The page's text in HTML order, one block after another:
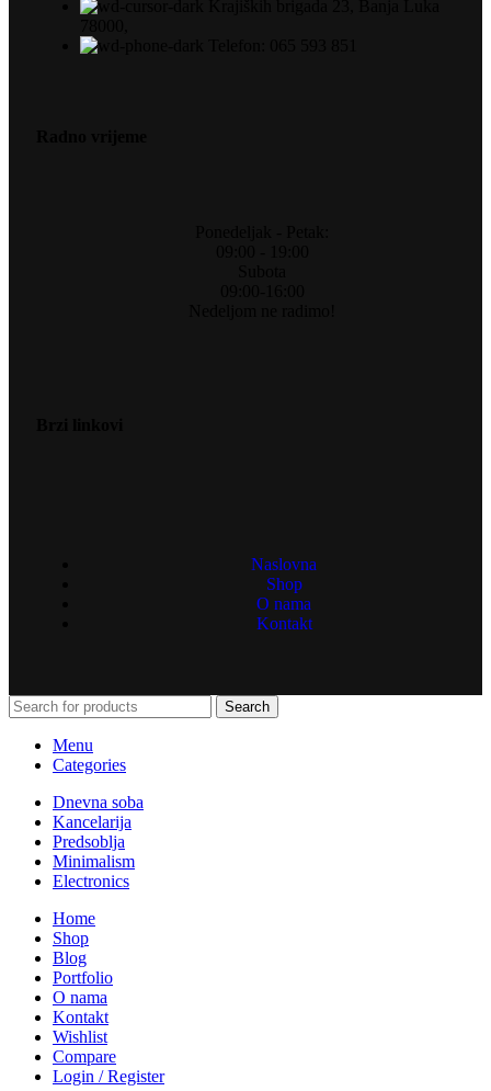
Naslovna
Shop
O nama
Kontakt
Search
Menu
Categories
Dnevna soba
Kancelarija
Predsoblja
Minimalism
Electronics
Home
Shop
Blog
Portfolio
O nama
Kontakt
Wishlist
Compare
Login / Register